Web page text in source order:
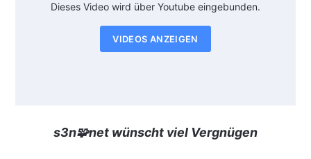
Dieses Video wird über Youtube eingebunden.
VIDEOS ANZEIGEN
s3n🧩net wünscht viel Vergnügen